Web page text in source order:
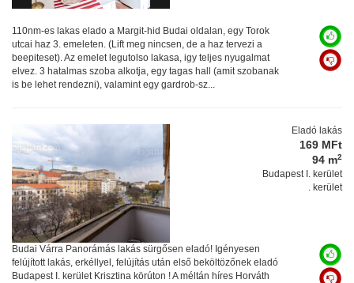
110nm-es lakas elado a Margit-hid Budai oldalan, egy Torok
utcai haz 3. emeleten. (Lift meg nincsen, de a haz tervezi a
beepiteset). Az emelet legutolso lakasa, igy teljes nyugalmat
elvez. 3 hatalmas szoba alkotja, egy tagas hall (amit szobanak
is be lehet rendezni), valamint egy gardrob-sz...
Eladó lakás
169 MFt
94 m2
Budapest I. kerület
. kerület
Budai Várra Panorámás lakás sürgősen eladó! Igényesen
felújított lakás, erkéllyel, felújítás után első beköltözőnek eladó
Budapest I. kerület Krisztina körúton ! A méltán híres Horváth